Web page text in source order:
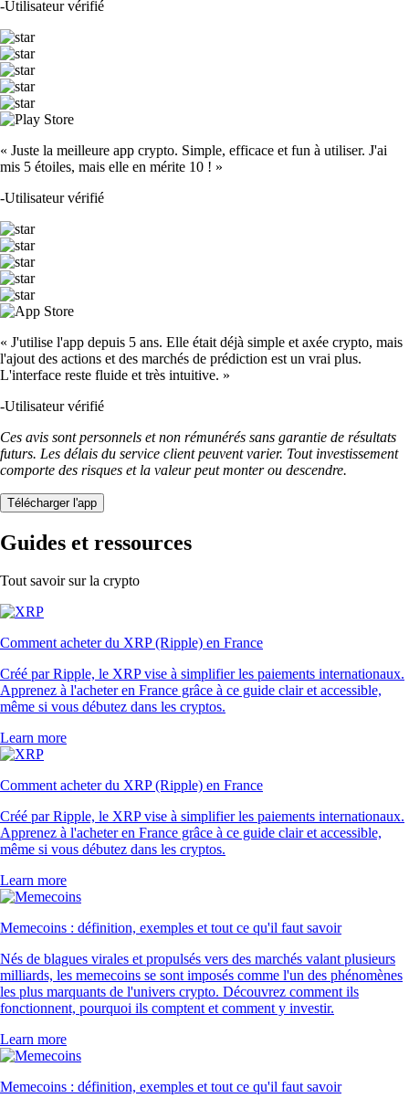
-Utilisateur vérifié
« Juste la meilleure app crypto. Simple, efficace et fun à utiliser. J'ai
mis 5 étoiles, mais elle en mérite 10 ! »
-Utilisateur vérifié
« J'utilise l'app depuis 5 ans. Elle était déjà simple et axée crypto, mais
l'ajout des actions et des marchés de prédiction est un vrai plus.
L'interface reste fluide et très intuitive. »
-Utilisateur vérifié
Ces avis sont personnels et non rémunérés sans garantie de résultats
futurs. Les délais du service client peuvent varier. Tout investissement
comporte des risques et la valeur peut monter ou descendre.
Télécharger l'app
Guides et ressources
Tout savoir sur la crypto
Comment acheter du XRP (Ripple) en France
Créé par Ripple, le XRP vise à simplifier les paiements internationaux.
Apprenez à l'acheter en France grâce à ce guide clair et accessible,
même si vous débutez dans les cryptos.
Learn more
Comment acheter du XRP (Ripple) en France
Créé par Ripple, le XRP vise à simplifier les paiements internationaux.
Apprenez à l'acheter en France grâce à ce guide clair et accessible,
même si vous débutez dans les cryptos.
Learn more
Memecoins : définition, exemples et tout ce qu'il faut savoir
Nés de blagues virales et propulsés vers des marchés valant plusieurs
milliards, les memecoins se sont imposés comme l'un des phénomènes
les plus marquants de l'univers crypto. Découvrez comment ils
fonctionnent, pourquoi ils comptent et comment y investir.
Learn more
Memecoins : définition, exemples et tout ce qu'il faut savoir